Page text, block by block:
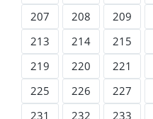
207
208 209
213
214 215
219
220 221
225
226 227
231
232 233